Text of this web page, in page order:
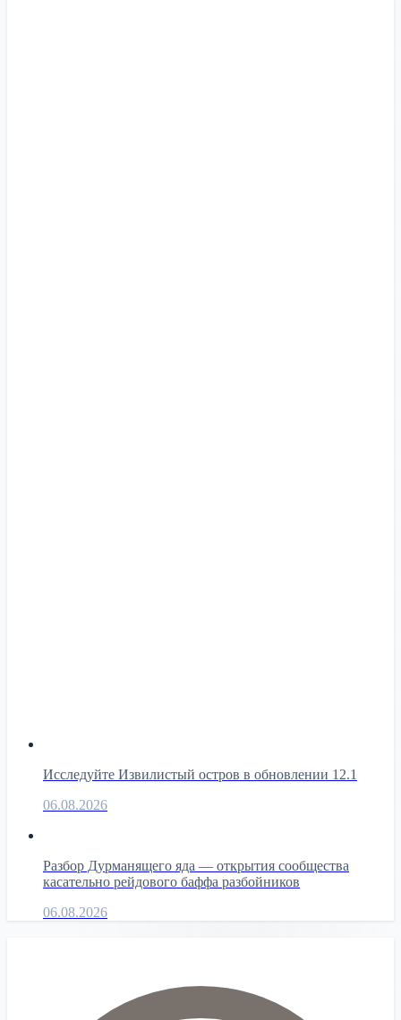
Исследуйте Извилистый остров в обновлении 12.1
06.08.2026
Разбор Дурманящего яда — открытия сообщества
касательно рейдового баффа разбойников
06.08.2026